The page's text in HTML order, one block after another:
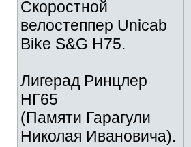
Скоростной
велостеппер Unicab
Bike S&G Н75.
Лигерад Ринцлер
НГ65
(Памяти Гарагули
Николая Ивановича).